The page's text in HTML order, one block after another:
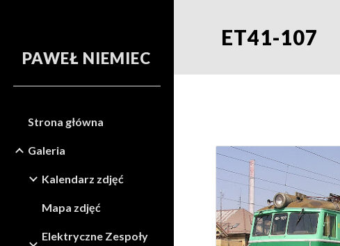
PAWEŁ NIEMIEC
Strona główna
Galeria
Kalendarz zdjęć
Mapa zdjęć
Elektryczne Zespoły
ET41-107